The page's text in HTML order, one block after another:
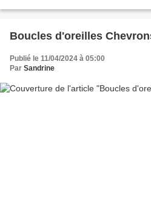
Boucles d'oreilles
Publié le 11/04/2024 à 05:00
Par Sandrine